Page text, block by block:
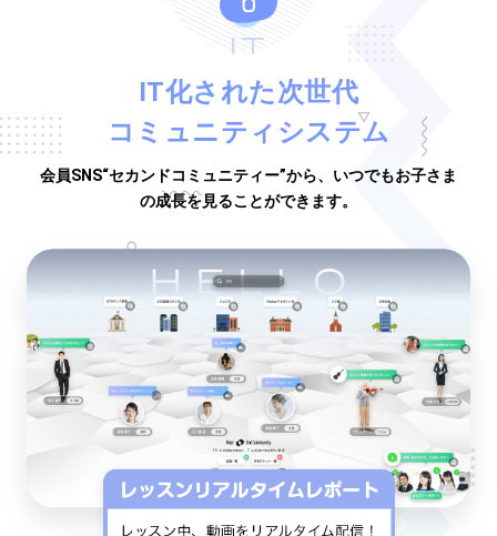
IT
IT化された次世代
コミュニティシステム
会員SNS“セカンドコミュニティー”から、いつでもお子さま
の成長を見ることができます。